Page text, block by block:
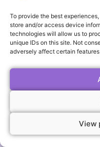
To provide the best
store and/or access device
technologies will allow us to
unique IDs on this site. Not
adversely affect certain
View
KONTAKT
UŽITEČNÉ ODKAZY
Ⓒ2026 ALL